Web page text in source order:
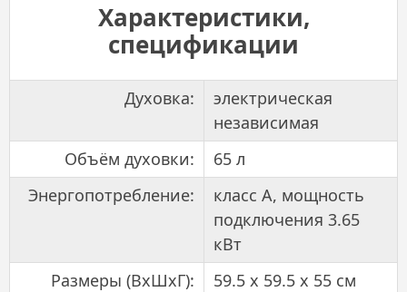
Характеристики,
спецификации
Духовка:
электрическая
независимая
Объём духовки:
65 л
Энергопотребление:
класс А, мощность
подключения 3.65
кВт
Размеры (ВхШхГ):
59.5 х 59.5 x 55 см